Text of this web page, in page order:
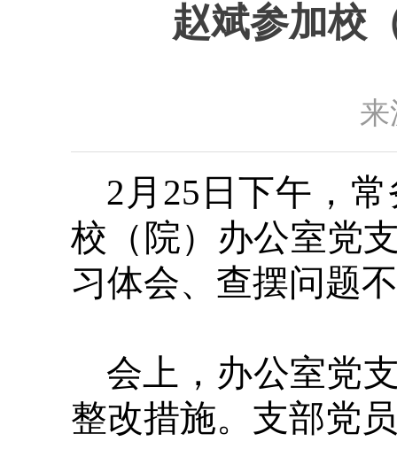
赵斌参加校
2月25日下午，
校（院）办公室党
习体会、查摆问题
会上，办公室党
整改措施。支部党